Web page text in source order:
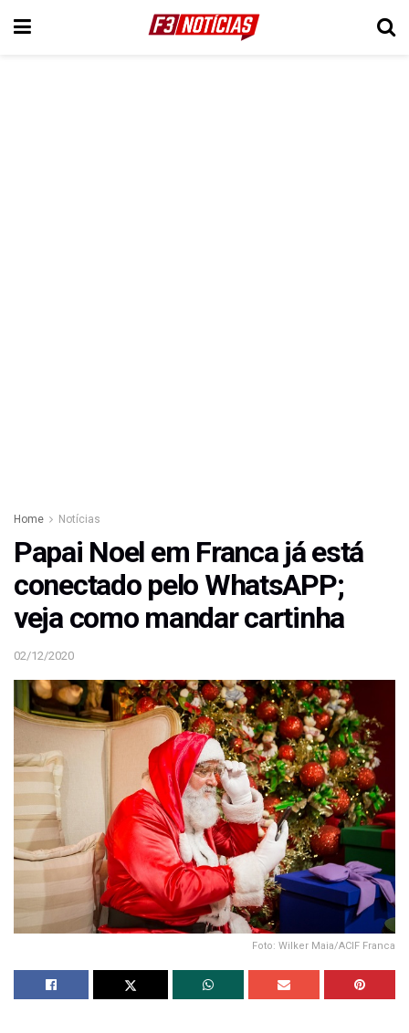
Home Notícias
Papai Noel em Franca já está
conectado pelo WhatsAPP;
veja como mandar cartinha
02/12/2020
Foto: Wilker Maia/ACIF Franca